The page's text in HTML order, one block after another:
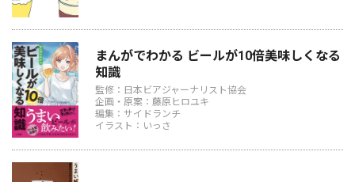
まんがでわかる ビールが10倍美味しくなる
知識
監修：日本ビアジャーナリスト協会
企画・原案：藤原ヒロユキ
編集：サイドランチ
イラスト：いっさ